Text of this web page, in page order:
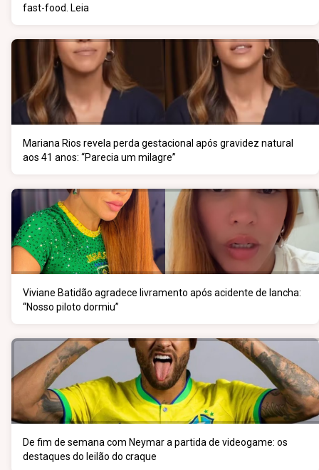
fast-food. Leia
Mariana Rios revela perda gestacional após gravidez natural
aos 41 anos: “Parecia um milagre”
Viviane Batidão agradece livramento após acidente de lancha:
“Nosso piloto dormiu”
De fim de semana com Neymar a partida de videogame: os
destaques do leilão do craque